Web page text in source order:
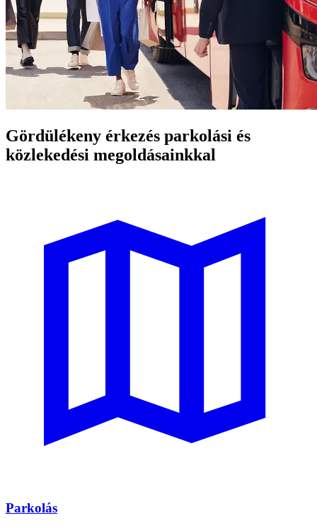
Gördülékeny érkezés parkolási és
közlekedési megoldásainkkal
Parkolás